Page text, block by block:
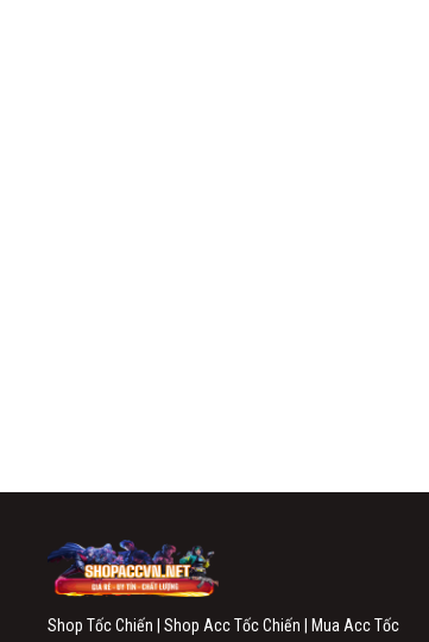
Shop Tốc Chiến | Shop Acc Tốc Chiến | Mua Acc Tốc